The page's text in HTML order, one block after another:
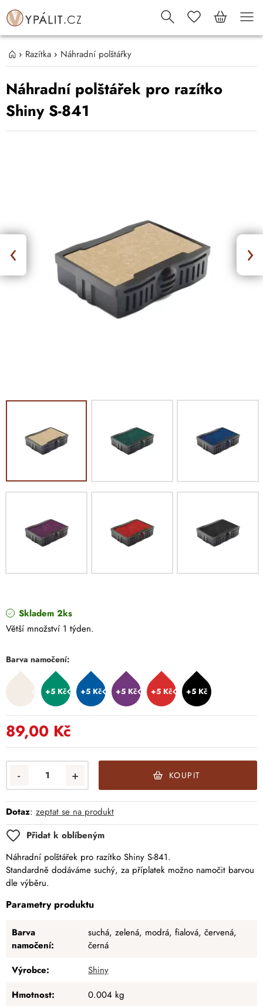
› Razítka › Náhradní polštářky
Náhradní polštářek pro razítko
Shiny S-841
‹ ›
Skladem 2ks
Větší množství 1 týden.
Barva namočení:
+5 Kč +5 Kč +5 Kč +5 Kč +5 Kč
89,00 Kč
- + KOUPIT
Dotaz: zeptat se na produkt
Přidat k oblíbeným
Náhradní polštářek pro razítko Shiny S-841.
Standardně dodáváme suchý, za příplatek možno namočit barvou
dle výběru.
Parametry produktu
Barva
namočení:
suchá, zelená, modrá, fialová, červená,
černá
Výrobce:
Shiny
Hmotnost:
0.004 kg